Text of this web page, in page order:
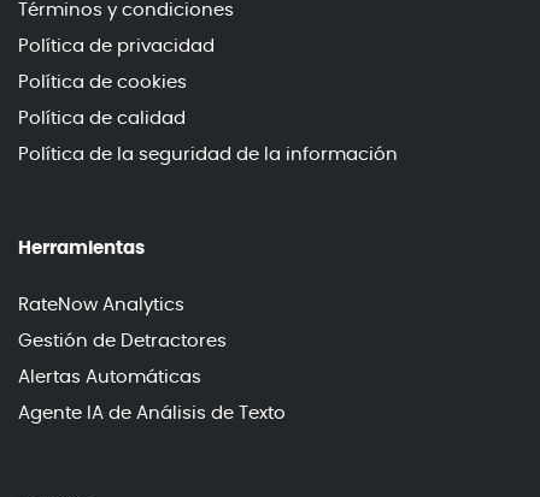
Términos y condiciones
Política de privacidad
Política de cookies
Política de calidad
Política de la seguridad de la información
Herramientas
RateNow Analytics
Gestión de Detractores
Alertas Automáticas
Agente IA de Análisis de Texto